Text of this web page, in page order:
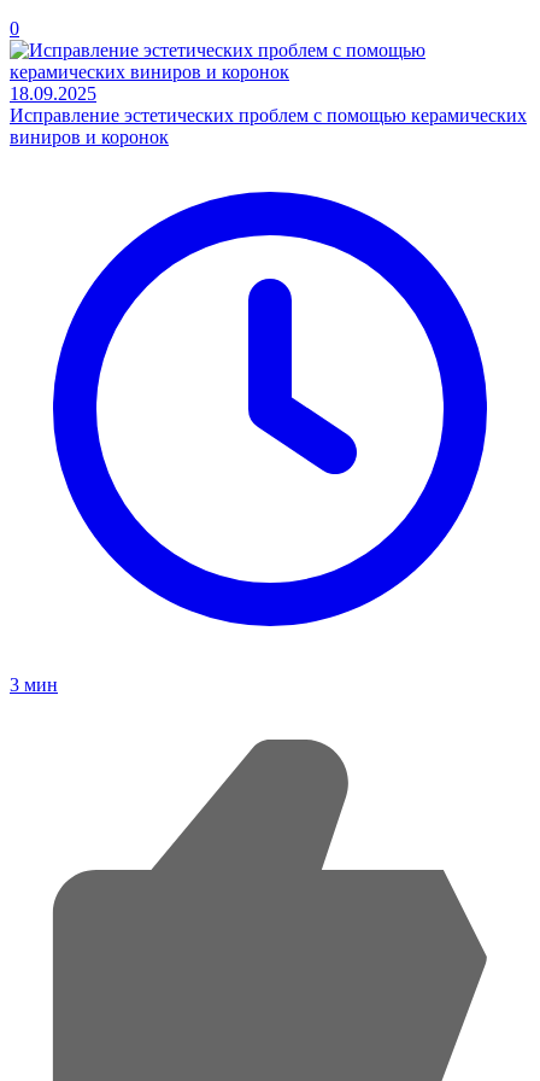
0
18.09.2025
Исправление эстетических проблем с помощью керамических
виниров и коронок
3 мин